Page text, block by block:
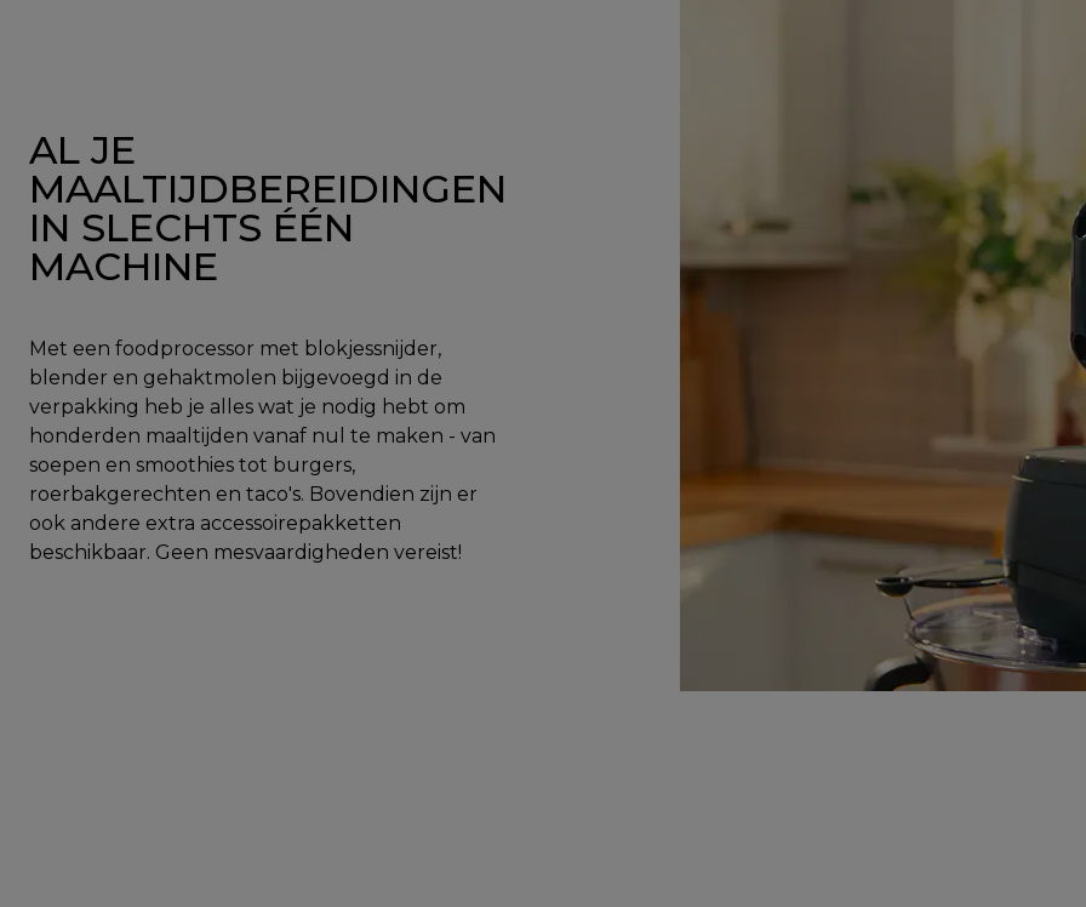
AL JE
MAALTIJDBEREIDINGEN
IN SLECHTS ÉÉN
MACHINE
Met een foodprocessor met blokjessnijder,
blender en gehaktmolen bijgevoegd in de
verpakking heb je alles wat je nodig hebt om
honderden maaltijden vanaf nul te maken - van
soepen en smoothies tot burgers,
roerbakgerechten en taco's. Bovendien zijn er
ook andere extra accessoirepakketten
beschikbaar. Geen mesvaardigheden vereist!